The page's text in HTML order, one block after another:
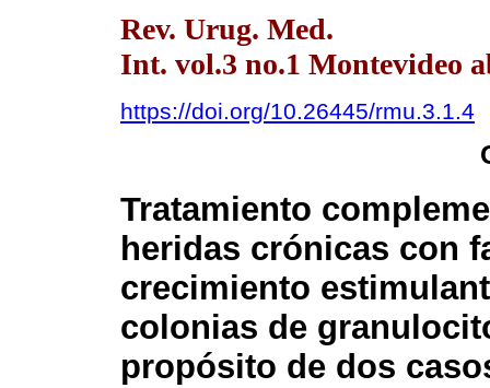
Rev. Urug. Med.
Int. vol.3 no.1 Montevideo
https://doi.org/10.26445/rmu.3.1.4
Tratamiento
heridas crónicas con
crecimiento
colonias de
propósito de dos